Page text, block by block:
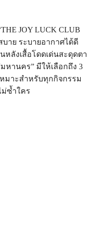
JOY LUCK CLUB
บาย ระบายอากาศได้ดี
ลังเสื้อโดดเด่นสะดุดตา
หานคร” มีให้เลือกถึง 3
มาะสำหรับทุกกิจกรรม
ม่ซ้ำใคร